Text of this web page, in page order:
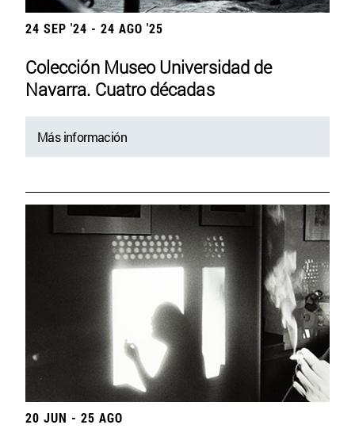
24 SEP '24 - 24 AGO '25
Colección Museo Universidad de
Navarra. Cuatro décadas
Más información
20 JUN - 25 AGO